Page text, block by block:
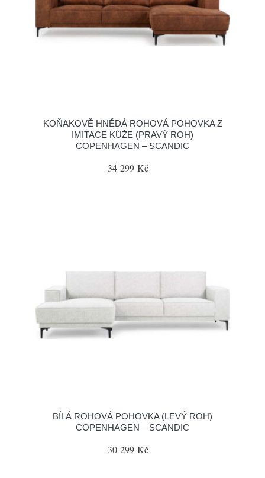
KOŇAKOVĚ HNĚDÁ ROHOVÁ POHOVKA Z
IMITACE KŮŽE (PRAVÝ ROH)
COPENHAGEN – SCANDIC
34 299 Kč
BÍLÁ ROHOVÁ POHOVKA (LEVÝ ROH)
COPENHAGEN – SCANDIC
30 299 Kč